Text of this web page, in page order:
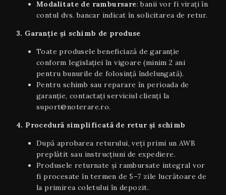
Modalitate de rambursare: banii vor fi virați în
contul dvs. bancar indicat în solicitarea de retur.
3. Garanție și schimb de produse
Toate produsele beneficiază de garanție
conform legislației în vigoare (minim 2 ani
pentru bunurile de folosință îndelungată).
Pentru schimb sau reparare în perioada de
garanție, contactați serviciul clienți la
suport@noterare.ro.
4. Procedură simplificată de retur și schimb
După aprobarea returului, veți primi un AWB
preplătit sau instrucțiuni de expediere.
Produsele returnate și rambursate integral vor
fi procesate în termen de 5–7 zile lucrătoare de
la primirea coletului în depozit.